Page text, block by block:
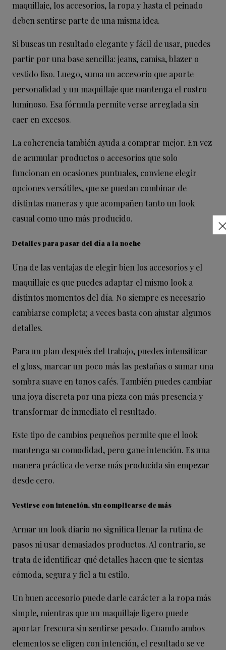
maquillaje, los accesorios, la ropa y hasta el peinado
deben sentirse parte de una misma idea.
Si buscas un resultado elegante y fácil de usar, puedes
partir por una base sencilla: jeans, camisa, blazer o
vestido liso. Luego, suma un accesorio que aporte
personalidad y un maquillaje que mantenga el rostro
luminoso. Esa fórmula permite verse arreglada sin
caer en excesos.
La coherencia también ayuda a comprar mejor. En vez
de acumular productos o accesorios que solo
funcionan en ocasiones puntuales, conviene elegir
opciones versátiles, que se puedan combinar de
distintas maneras y que acompañen tanto un look
casual como uno más producido.
Detalles para pasar del día a la noche
Una de las ventajas de elegir bien los accesorios y el
maquillaje es que puedes adaptar el mismo look a
distintos momentos del día. No siempre es necesario
cambiarse completa; a veces basta con ajustar algunos
detalles.
Para un plan después del trabajo, puedes intensificar
el gloss, marcar un poco más las pestañas o sumar una
sombra suave en tonos cafés. También puedes cambiar
una joya discreta por una pieza con más presencia y
transformar de inmediato el resultado.
Este tipo de cambios pequeños permite que el look
mantenga su comodidad, pero gane intención. Es una
manera práctica de verse más producida sin empezar
desde cero.
Vestirse con intención, sin complicarse de más
Armar un look diario no significa llenar la rutina de
pasos ni usar demasiados productos. Al contrario, se
trata de identificar qué detalles hacen que te sientas
cómoda, segura y fiel a tu estilo.
Un buen accesorio puede darle carácter a la ropa más
simple, mientras que un maquillaje ligero puede
aportar frescura sin sentirse pesado. Cuando ambos
elementos se eligen con intención, el resultado se ve